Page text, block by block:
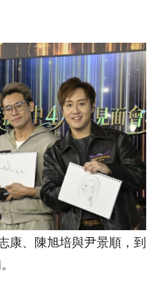
康、陳旭培與尹景順，到